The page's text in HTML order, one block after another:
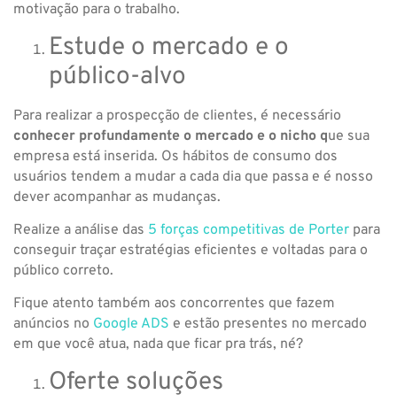
motivação para o trabalho.
Estude o mercado e o
público-alvo
Para realizar a prospecção de clientes, é necessário
conhecer profundamente o mercado e o nicho que sua
empresa está inserida. Os hábitos de consumo dos
usuários tendem a mudar a cada dia que passa e é nosso
dever acompanhar as mudanças.
Realize a análise das 5 forças competitivas de Porter para
conseguir traçar estratégias eficientes e voltadas para o
público correto.
Fique atento também aos concorrentes que fazem
anúncios no Google ADS e estão presentes no mercado
em que você atua, nada que ficar pra trás, né?
Oferte soluções